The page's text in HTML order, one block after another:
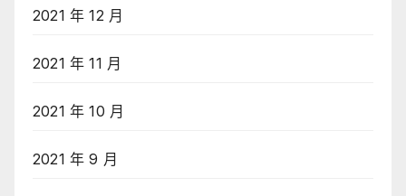
2021 年 12 月
2021 年 11 月
2021 年 10 月
2021 年 9 月